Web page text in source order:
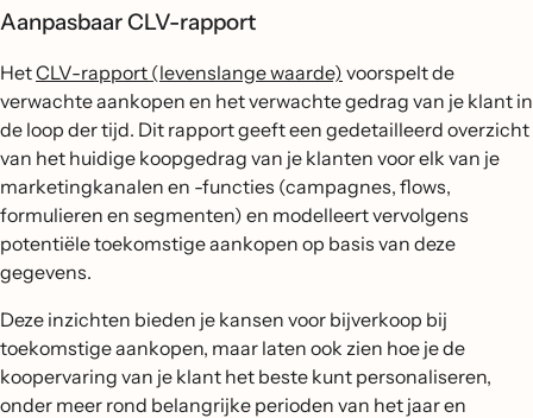
Aanpasbaar CLV-rapport
HetCLV-rapport (levenslange waarde) voorspelt de
verwachte aankopen en het verwachte gedrag van je klant in
de loop der tijd. Dit rapport geeft een gedetailleerd overzicht
van het huidige koopgedrag van je klanten voor elk van je
marketingkanalen en -functies (campagnes, flows,
formulieren en segmenten) en modelleert vervolgens
potentiële toekomstige aankopen op basis van deze
gegevens.
Deze inzichten bieden je kansen voor bijverkoop bij
toekomstige aankopen, maar laten ook zien hoe je de
koopervaring van je klant het beste kunt personaliseren,
onder meer rond belangrijke perioden van het jaar en